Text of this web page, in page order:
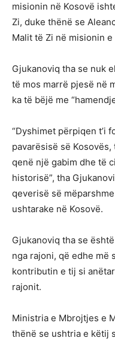
misionin në Kosovë
Zi, duke thënë se
Malit të Zi në misionin e
Gjukanoviq tha se nuk
të mos marrë pjesë në
ka të bëjë me
“Dyshimet përpiqen t’i
pavarësisë së
qenë një gabim dhe të
historisë”, tha
qeverisë së
ushtarake në Kosovë.
Gjukanoviq tha se
nga rajoni, që edhe më
kontributin e tij si
rajonit.
Ministria e Mbrojtjes e
thënë se ushtria e këtij